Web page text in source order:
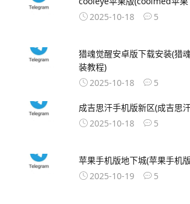
2025-10-18
5
猎魂觉醒安卓版下载安装(猎
装教程)
2025-10-18
5
成吉思汗手机版新区(成吉思
2025-10-18
5
苹果手机版地下城(苹果手机
2025-10-19
5